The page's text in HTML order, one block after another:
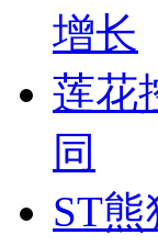
增长
莲花
同
ST